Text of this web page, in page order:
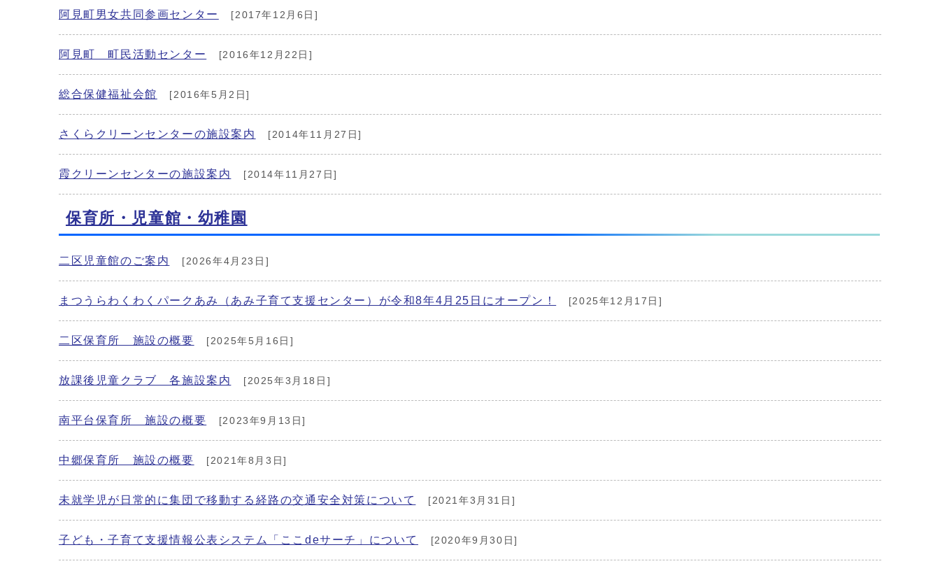
阿見町男女共同参画センター [2017年12月6日]
阿見町 町民活動センター [2016年12月22日]
総合保健福祉会館 [2016年5月2日]
さくらクリーンセンターの施設案内 [2014年11月27日]
霞クリーンセンターの施設案内 [2014年11月27日]
保育所・児童館・幼稚園
二区児童館のご案内 [2026年4月23日]
まつうらわくわくパークあみ（あみ子育て支援センター）が令和8年4月25日にオープン！ [2025年12月17日]
二区保育所 施設の概要 [2025年5月16日]
放課後児童クラブ 各施設案内 [2025年3月18日]
南平台保育所 施設の概要 [2023年9月13日]
中郷保育所 施設の概要 [2021年8月3日]
未就学児が日常的に集団で移動する経路の交通安全対策について [2021年3月31日]
子ども・子育て支援情報公表システム「ここdeサーチ」について [2020年9月30日]